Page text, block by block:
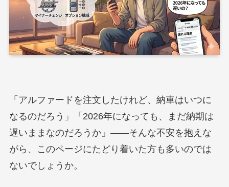
「アルファードを注文したけれど、納車はいつに
なるのだろう」「2026年になっても、まだ納期は
遅いままなのだろうか」――そんな不安を抱えな
がら、このページにたどり着いた方も多いのでは
ないでしょうか。